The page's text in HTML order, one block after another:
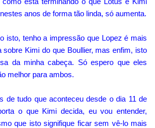
anos de forma tão linda, só aumenta.
isto, tenho a impressão que Lopez é mais
sobre Kimi do que Boullier, mas enfim, isto
da minha cabeça. Só espero que eles
melhor para ambos.
de tudo que aconteceu desde o dia 11 de
o que Kimi decida, eu vou entender,
que isto signifique ficar sem vê-lo mais